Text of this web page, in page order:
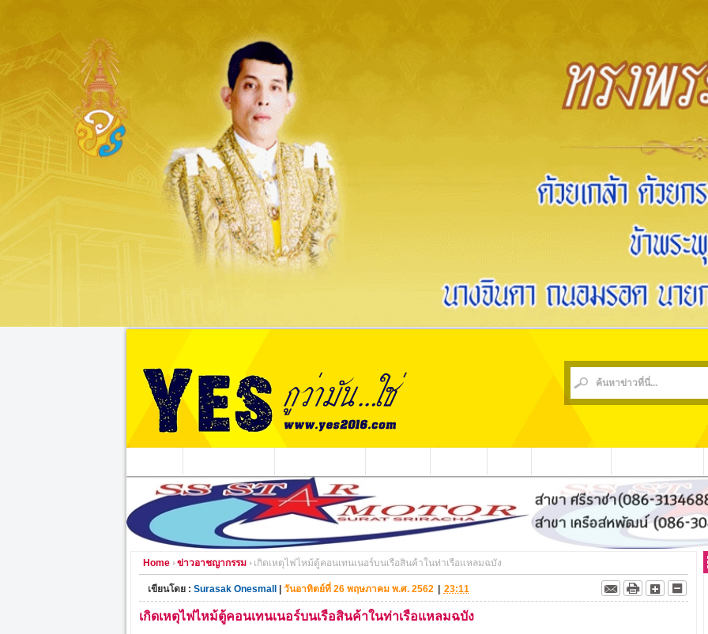
Home ข่าวอาชญากรรม เกิดเหตุไฟไหม้ตู้คอนเทนเนอร์บนเรือสินค้าในท่าเรือแหลมฉบัง
เขียนโดย : Surasak Onesmall วันอาทิตย์ที่ 26 พฤษภาคม พ.ศ. 2562 23:11
เกิดเหตุไฟไหม้ตู้คอนเทนเนอร์บนเรือสินค้าในท่าเรือแหลมฉบัง